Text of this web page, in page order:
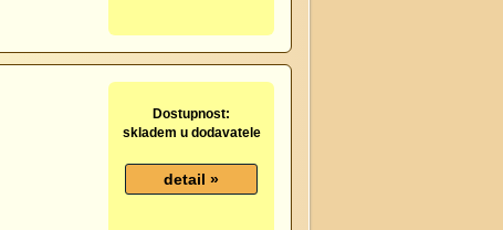
Dostupnost:
skladem u dodavatele